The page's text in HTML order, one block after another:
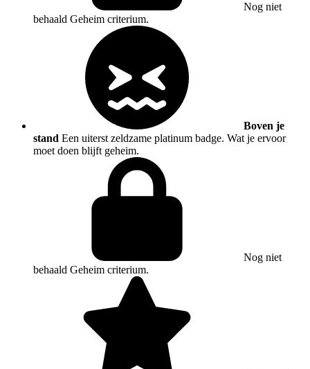
Nog niet
behaald Geheim criterium.
Boven je
stand Een uiterst zeldzame platinum badge. Wat je ervoor
moet doen blijft geheim.
Nog niet
behaald Geheim criterium.